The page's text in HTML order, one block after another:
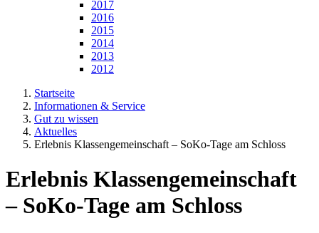
2017
2016
2015
2014
2013
2012
Startseite
Informationen & Service
Gut zu wissen
Aktuelles
Erlebnis Klassengemeinschaft – SoKo-Tage am Schloss
Erlebnis Klassengemeinschaft
– SoKo-Tage am Schloss